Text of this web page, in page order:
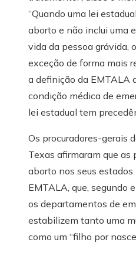
“Quando uma lei
aborto e não inclui uma
vida da pessoa grávida,
exceção de forma mais
a definição da EMTALA
condição médica de
lei estadual tem
Os procuradores-gerais
Texas afirmaram que as
aborto nos seus
EMTALA, que, segundo
os departamentos de
estabilizem tanto uma
como um “filho por